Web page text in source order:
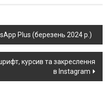
Plus (березень 2024 р.)
курсив та закреслення
в Instagram